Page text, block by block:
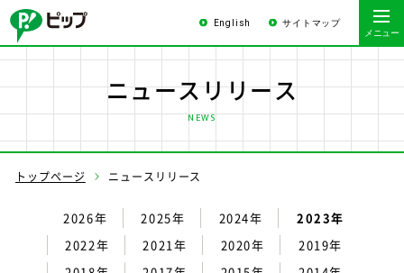
English サイトマップ
ニュースリリース
NEWS
トップページ ニュースリリース
2026年 2025年 2024年
2023年
2022年
2021年 2020年
2019年